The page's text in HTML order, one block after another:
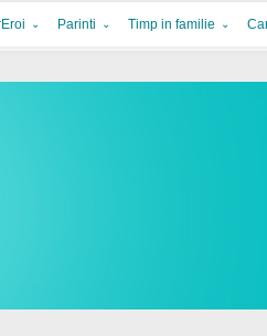
Parinti Timp in familie